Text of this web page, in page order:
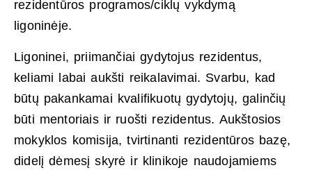
rezidentūros programos/ciklų vykdymą
ligoninėje.
Ligoninei, priimančiai gydytojus rezidentus,
keliami labai aukšti reikalavimai. Svarbu, kad
būtų pakankamai kvalifikuotų gydytojų, galinčių
būti mentoriais ir ruošti rezidentus. Aukštosios
mokyklos komisija, tvirtinanti rezidentūros bazę,
didelį dėmesį skyrė ir klinikoje naudojamiems